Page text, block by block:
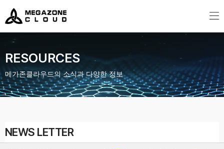
MegazoneCloud
디지털 전문 기업, 메가존클라우드
RESOURCES
메가존클라우드의 소식과 다양한 정보
NEWS LETTER